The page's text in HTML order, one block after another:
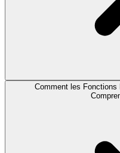
Comment les